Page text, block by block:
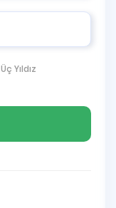
Üç Yıldız